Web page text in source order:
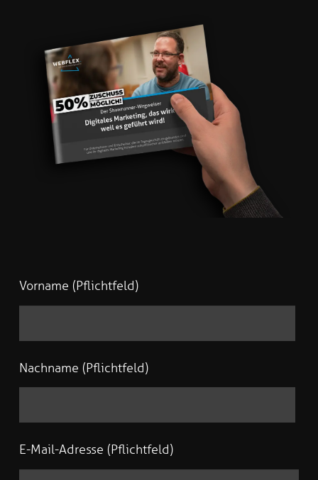
Vorname (Pflichtfeld)
Nachname (Pflichtfeld)
E-Mail-Adresse (Pflichtfeld)